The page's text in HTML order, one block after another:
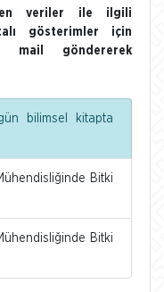
veriler ile ilgili
gösterimler için
mail göndererek
bilimsel kitapta
Bitki
Bitki